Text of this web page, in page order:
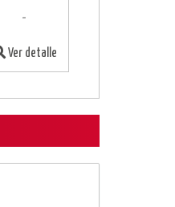
-
Ver detalle